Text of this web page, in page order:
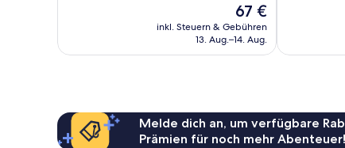
Bewertungen
Der
Preis
beträgt
67 €
inkl. Steuern & Gebühren
13. Aug.–14. Aug.
Melde dich an, um verfügbare
Prämien für noch mehr Abenteuer!